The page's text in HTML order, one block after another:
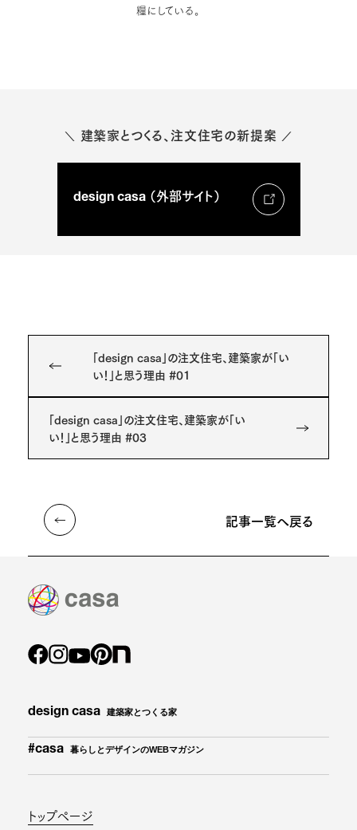
糧にしている。
＼ 建築家とつくる、注文住宅の新提案 ／
design casa （外部サイト）
「design casa」の注文住宅、建築家が「い
い！」と思う理由 #01
「design casa」の注文住宅、建築家が「い
い！」と思う理由 #03
記事一覧へ戻る
design casa 建築家とつくる家
#casa 暮らしとデザインのWEBマガジン
トップページ